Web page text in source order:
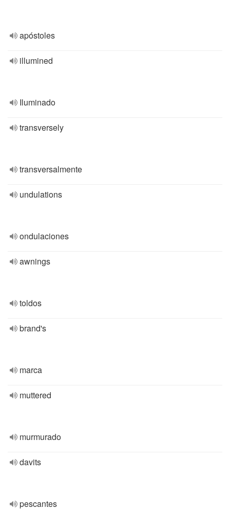
apóstoles
illumined
Iluminado
transversely
transversalmente
undulations
ondulaciones
awnings
toldos
brand's
marca
muttered
murmurado
davits
pescantes